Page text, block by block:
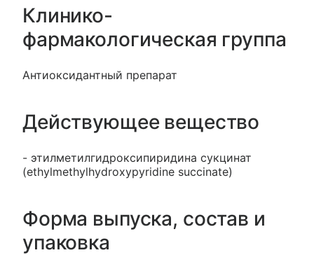
Клинико-
фармакологическая группа
Антиоксидантный препарат
Действующее вещество
- этилметилгидроксипиридина сукцинат
(ethylmethylhydroxypyridine succinate)
Форма выпуска, состав и
упаковка